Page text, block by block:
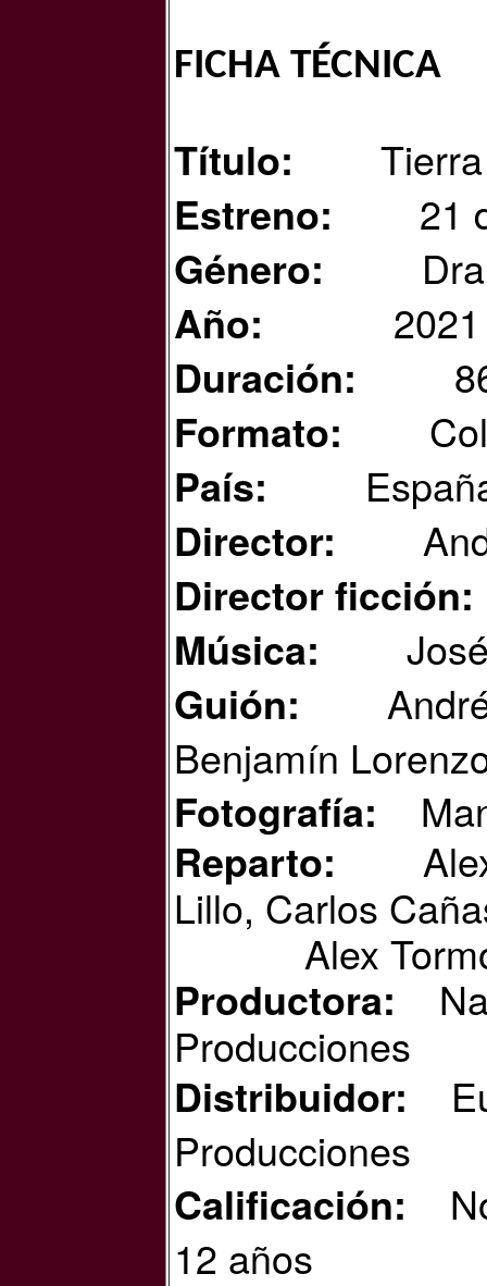
FICHA TÉCNICA
Título:
Estreno:
21
Género:
Año:
2021
Duración:
Formato:
País:
Director:
Director ficción:
Música:
Guión:
Benjamín
Fotografía:
Reparto:
Lillo, Carlos
Alex
Productora:
Producciones
Distribuidor:
Producciones
Calificación:
12 años